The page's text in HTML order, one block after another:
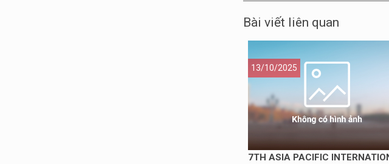
Bài viết liên quan
13/10/2025
7TH ASIA PACIFIC